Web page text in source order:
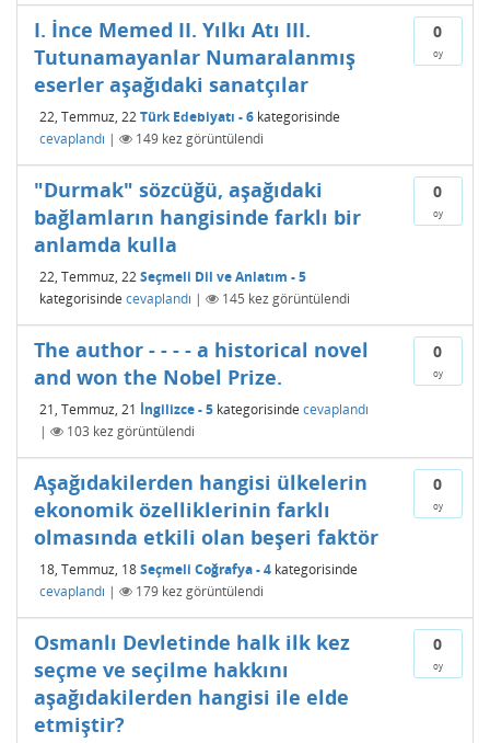
0
oy
I. İnce Memed II. Yılkı Atı III.
Tutunamayanlar Numaralanmış
eserler aşağıdaki sanatçılar
22, Temmuz, 22Türk Edebiyatı - 6 kategorisinde
cevaplandı | 149 kez görüntülendi
0
oy
"Durmak" sözcüğü, aşağıdaki
bağlamların hangisinde farklı bir
anlamda kulla
22, Temmuz, 22Seçmeli Dil ve Anlatım - 5
kategorisinde cevaplandı | 145 kez görüntülendi
0
oy
The author - - - - a historical novel
and won the Nobel Prize.
21, Temmuz, 21 İngilizce - 5 kategorisinde cevaplandı
|
103 kez görüntülendi
0
oy
Aşağıdakilerden hangisi ülkelerin
ekonomik özelliklerinin farklı
olmasında etkili olan beşeri faktör
18, Temmuz, 18Seçmeli Coğrafya - 4 kategorisinde
cevaplandı | 179 kez görüntülendi
0
oy
Osmanlı Devletinde halk ilk kez
seçme ve seçilme hakkını
aşağıdakilerden hangisi ile elde
etmiştir?